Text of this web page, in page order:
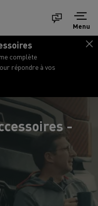
Menu
complète
répondre à vos
-